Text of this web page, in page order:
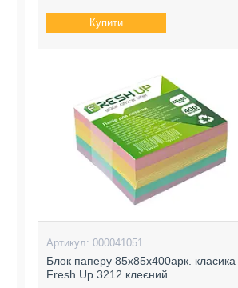
Купити
000041051
Блок паперу 85х85х400арк. класика
Fresh Up 3212 клеєний